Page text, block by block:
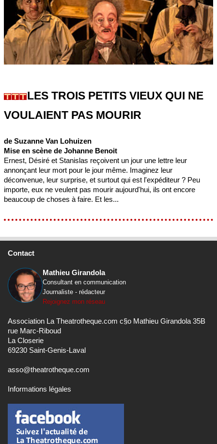
LES TROIS PETITS VIEUX QUI NE
VOULAIENT PAS MOURIR
de Suzanne Van Lohuizen
Mise en scène de Johanne Benoit
Ernest, Désiré et Stanislas reçoivent un jour une lettre leur
annonçant leur mort pour le jour même. Imaginez leur
déconvenue, leur surprise, et surtout qui est l'expéditeur ? Peu
importe, eux ne veulent pas mourir aujourd'hui, ils ont encore
beaucoup de choses à faire. Et les...
Contact
Mathieu Girandola
Consultant en communication
Journaliste - rédacteur
Rejoignez mon réseau
Association La Theatrotheque.com c§o Mathieu Girandola 35B
rue Marc-Riboud
La Closerie
69230 Saint-Genis-Laval
asso@theatrotheque.com
Informations légales